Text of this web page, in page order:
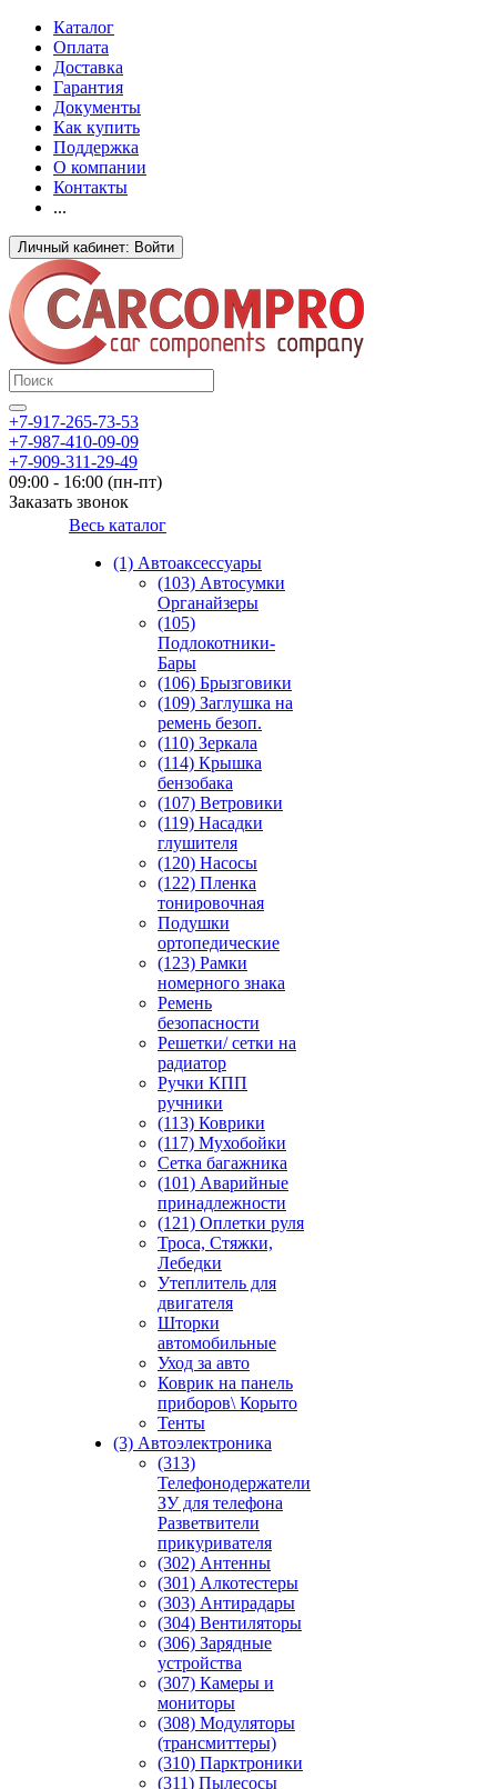
Каталог
Оплата
Доставка
Гарантия
Документы
Как купить
Поддержка
О компании
Контакты
...
Личный кабинет: Войти
+7-917-265-73-53
+7-987-410-09-09
+7-909-311-29-49
09:00 - 16:00 (пн-пт)
Заказать звонок
Весь каталог
(1) Автоаксессуары
(103) Автосумки
Органайзеры
(105)
Подлокотники-
Бары
(106) Брызговики
(109) Заглушка на
ремень безоп.
(110) Зеркала
(114) Крышка
бензобака
(107) Ветровики
(119) Насадки
глушителя
(120) Насосы
(122) Пленка
тонировочная
Подушки
ортопедические
(123) Рамки
номерного знака
Ремень
безопасности
Решетки/ сетки на
радиатор
Ручки КПП
ручники
(113) Коврики
(117) Мухобойки
Сетка багажника
(101) Аварийные
принадлежности
(121) Оплетки руля
Троса, Стяжки,
Лебедки
Утеплитель для
двигателя
Шторки
автомобильные
Уход за авто
Коврик на панель
приборов\ Корыто
Тенты
(3) Автоэлектроника
(313)
Телефонодержатели
ЗУ для телефона
Разветвители
прикуривателя
(302) Антенны
(301) Алкотестеры
(303) Антирадары
(304) Вентиляторы
(306) Зарядные
устройства
(307) Камеры и
мониторы
(308) Модуляторы
(трансмиттеры)
(310) Парктроники
(311) Пылесосы